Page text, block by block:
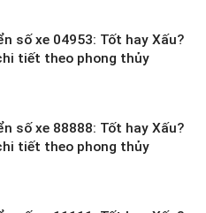
số xe 04953: Tốt hay Xấu?
tiết theo phong thủy
số xe 88888: Tốt hay Xấu?
tiết theo phong thủy